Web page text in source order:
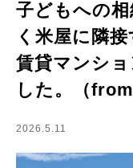
子どもへの
く米屋に隣
賃貸マンシ
した。（from
2026.5.11